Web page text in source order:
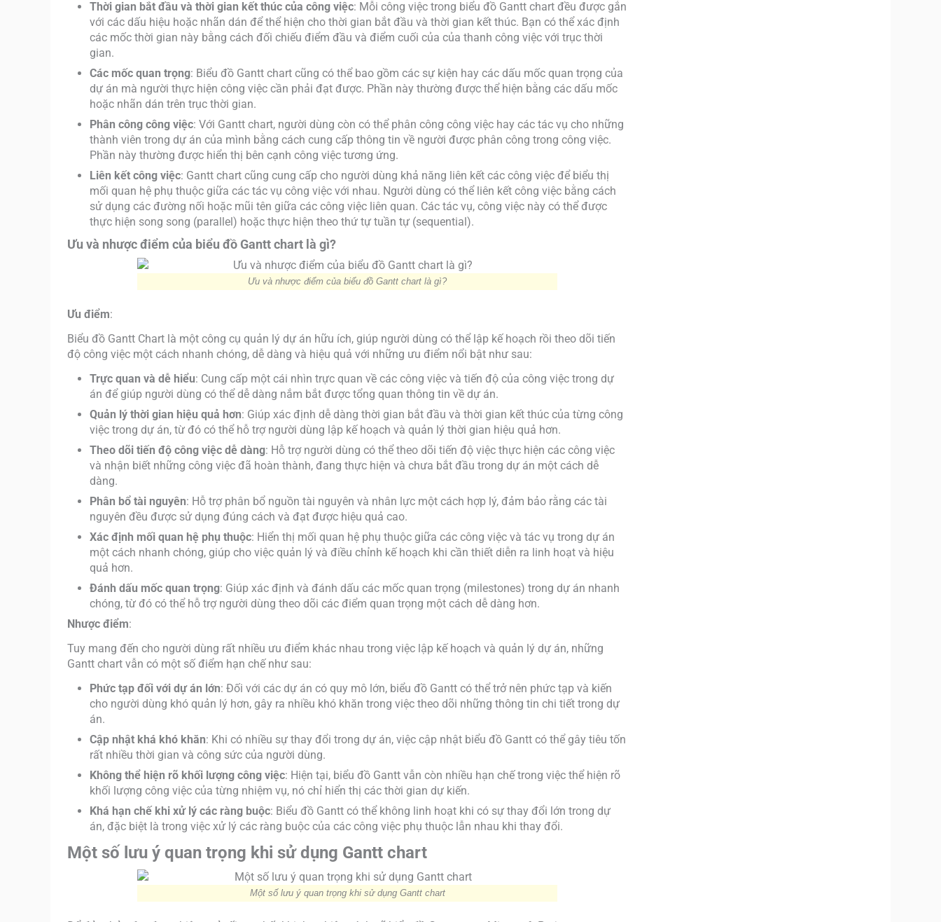
Thời gian bắt đầu và thời gian kết thúc của công việc: Mỗi công việc trong biểu đồ Gantt chart đều được gắn
với các dấu hiệu hoặc nhãn dán để thể hiện cho thời gian bắt đầu và thời gian kết thúc. Bạn có thể xác định
các mốc thời gian này bằng cách đối chiếu điểm đầu và điểm cuối của của thanh công việc với trục thời
gian.
Các mốc quan trọng: Biểu đồ Gantt chart cũng có thể bao gồm các sự kiện hay các dấu mốc quan trọng của
dự án mà người thực hiện công việc cần phải đạt được. Phần này thường được thể hiện bằng các dấu mốc
hoặc nhãn dán trên trục thời gian.
Phân công công việc: Với Gantt chart, người dùng còn có thể phân công công việc hay các tác vụ cho những
thành viên trong dự án của mình bằng cách cung cấp thông tin về người được phân công trong công việc.
Phần này thường được hiển thị bên cạnh công việc tương ứng.
Liên kết công việc: Gantt chart cũng cung cấp cho người dùng khả năng liên kết các công việc để biểu thị
mối quan hệ phụ thuộc giữa các tác vụ công việc với nhau. Người dùng có thể liên kết công việc bằng cách
sử dụng các đường nối hoặc mũi tên giữa các công việc liên quan. Các tác vụ, công việc này có thể được
thực hiện song song (parallel) hoặc thực hiện theo thứ tự tuần tự (sequential).
Ưu và nhược điểm của biểu đồ Gantt chart là gì?
Ưu và nhược điểm của biểu đồ Gantt chart là gì?
Ưu điểm:
Biểu đồ Gantt Chart là một công cụ quản lý dự án hữu ích, giúp người dùng có thể lập kế hoạch rồi theo dõi tiến
độ công việc một cách nhanh chóng, dễ dàng và hiệu quả với những ưu điểm nổi bật như sau:
Trực quan và dễ hiểu: Cung cấp một cái nhìn trực quan về các công việc và tiến độ của công việc trong dự
án để giúp người dùng có thể dễ dàng nắm bắt được tổng quan thông tin về dự án.
Quản lý thời gian hiệu quả hơn: Giúp xác định dễ dàng thời gian bắt đầu và thời gian kết thúc của từng công
việc trong dự án, từ đó có thể hỗ trợ người dùng lập kế hoạch và quản lý thời gian hiệu quả hơn.
Theo dõi tiến độ công việc dễ dàng: Hỗ trợ người dùng có thể theo dõi tiến độ việc thực hiện các công việc
và nhận biết những công việc đã hoàn thành, đang thực hiện và chưa bắt đầu trong dự án một cách dễ
dàng.
Phân bổ tài nguyên: Hỗ trợ phân bổ nguồn tài nguyên và nhân lực một cách hợp lý, đảm bảo rằng các tài
nguyên đều được sử dụng đúng cách và đạt được hiệu quả cao.
Xác định mối quan hệ phụ thuộc: Hiển thị mối quan hệ phụ thuộc giữa các công việc và tác vụ trong dự án
một cách nhanh chóng, giúp cho việc quản lý và điều chỉnh kế hoạch khi cần thiết diễn ra linh hoạt và hiệu
quả hơn.
Đánh dấu mốc quan trọng: Giúp xác định và đánh dấu các mốc quan trọng (milestones) trong dự án nhanh
chóng, từ đó có thể hỗ trợ người dùng theo dõi các điểm quan trọng một cách dễ dàng hơn.
Nhược điểm:
Tuy mang đến cho người dùng rất nhiều ưu điểm khác nhau trong việc lập kế hoạch và quản lý dự án, những
Gantt chart vẫn có một số điểm hạn chế như sau:
Phức tạp đối với dự án lớn: Đối với các dự án có quy mô lớn, biểu đồ Gantt có thể trở nên phức tạp và kiến
cho người dùng khó quản lý hơn, gây ra nhiều khó khăn trong việc theo dõi những thông tin chi tiết trong dự
án.
Cập nhật khá khó khăn: Khi có nhiều sự thay đổi trong dự án, việc cập nhật biểu đồ Gantt có thể gây tiêu tốn
rất nhiều thời gian và công sức của người dùng.
Không thể hiện rõ khối lượng công việc: Hiện tại, biểu đồ Gantt vẫn còn nhiều hạn chế trong việc thể hiện rõ
khối lượng công việc của từng nhiệm vụ, nó chỉ hiển thị các thời gian dự kiến.
Khá hạn chế khi xử lý các ràng buộc: Biểu đồ Gantt có thể không linh hoạt khi có sự thay đổi lớn trong dự
án, đặc biệt là trong việc xử lý các ràng buộc của các công việc phụ thuộc lẫn nhau khi thay đổi.
Một số lưu ý quan trọng khi sử dụng Gantt chart
Một số lưu ý quan trọng khi sử dụng Gantt chart